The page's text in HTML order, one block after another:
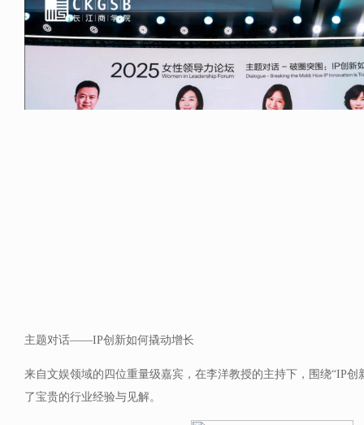
主题对话——IP创新如何撬动增长
来自文娱领域的四位重量级嘉宾，在李洋教授的主持下，围绕“IP创
了宝贵的行业经验与见解。